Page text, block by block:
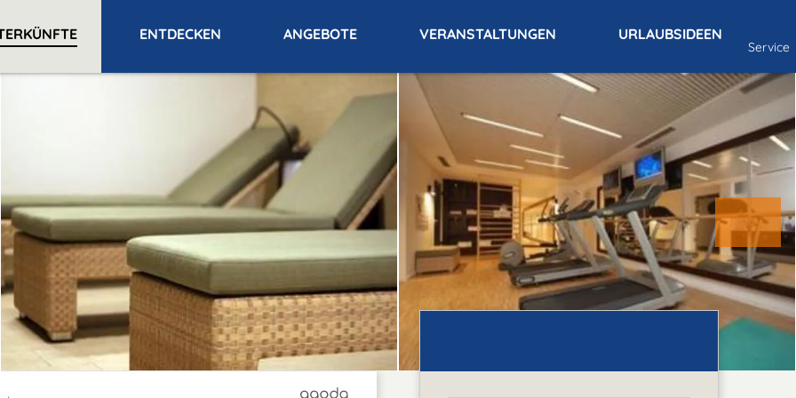
ENTDECKEN ANGEBOTE VERANSTALTUNGEN URLAUBSIDEEN
Service